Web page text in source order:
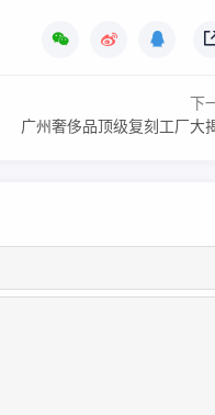
下
广州奢侈品顶级复刻工厂大